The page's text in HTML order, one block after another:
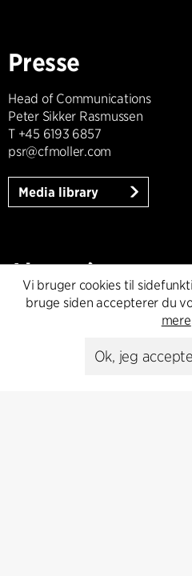
Presse
Head of Communications
Peter Sikker Rasmussen
T +45 6193 6857
psr@cfmoller.com
Media library
Abonnér
Abonnér på vores nyhedsbrev
Vi bruger cookies til
bruge siden accepterer du
mere
Ok, jeg